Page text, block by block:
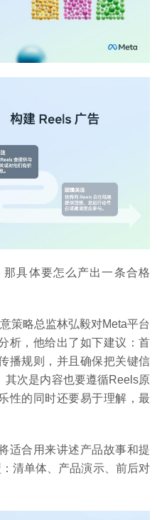
具体要怎么产出一条合格
策略总监林弘毅对Meta平台
析，他给出了如下建议：首
播规则，并且确保把关键信
其次是内容也要遵循Reels原
性的同时还要易于理解，最
适合用来讲述产品故事和提
清单体、产品演示、前后对